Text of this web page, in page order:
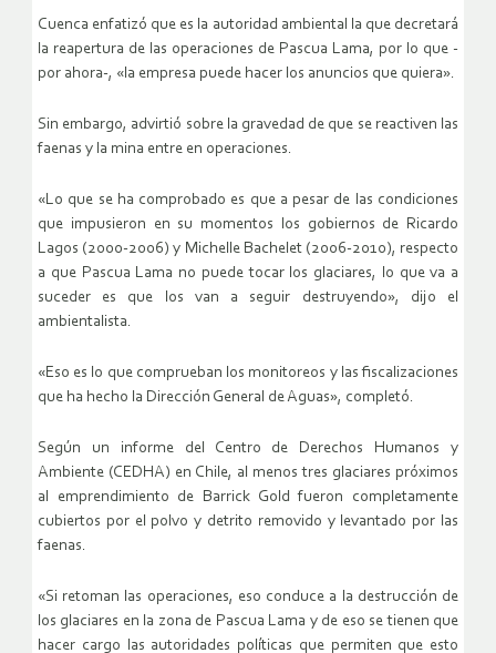
Cuenca enfatizó que es la autoridad ambiental la que decretará
la reapertura de las operaciones de Pascua Lama, por lo que -
por ahora-, «la empresa puede hacer los anuncios que quiera».
Sin embargo, advirtió sobre la gravedad de que se reactiven las
faenas y la mina entre en operaciones.
«Lo que se ha comprobado es que a pesar de las condiciones
que impusieron en su momentos los gobiernos de Ricardo
Lagos (2000-2006) y Michelle Bachelet (2006-2010), respecto
a que Pascua Lama no puede tocar los glaciares, lo que va a
suceder es que los van a seguir destruyendo», dijo el
ambientalista.
«Eso es lo que comprueban los monitoreos y las fiscalizaciones
que ha hecho la Dirección General de Aguas», completó.
Según un informe del Centro de Derechos Humanos y
Ambiente (CEDHA) en Chile, al menos tres glaciares próximos
al emprendimiento de Barrick Gold fueron completamente
cubiertos por el polvo y detrito removido y levantado por las
faenas.
«Si retoman las operaciones, eso conduce a la destrucción de
los glaciares en la zona de Pascua Lama y de eso se tienen que
hacer cargo las autoridades políticas que permiten que esto